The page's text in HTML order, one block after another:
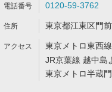
0120-59-3762
東京都江東区門
東京メトロ東西
JR京葉線 越中島
東京メトロ半蔵